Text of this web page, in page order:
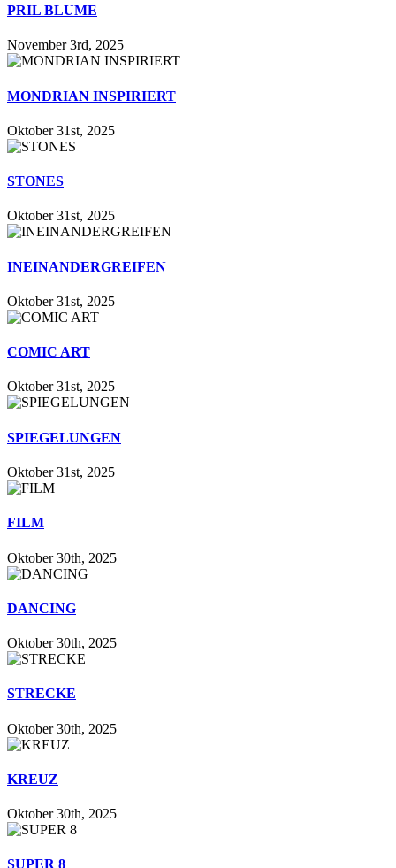
PRIL BLUME
November 3rd, 2025
MONDRIAN INSPIRIERT
Oktober 31st, 2025
STONES
Oktober 31st, 2025
INEINANDERGREIFEN
Oktober 31st, 2025
COMIC ART
Oktober 31st, 2025
SPIEGELUNGEN
Oktober 31st, 2025
FILM
Oktober 30th, 2025
DANCING
Oktober 30th, 2025
STRECKE
Oktober 30th, 2025
KREUZ
Oktober 30th, 2025
SUPER 8